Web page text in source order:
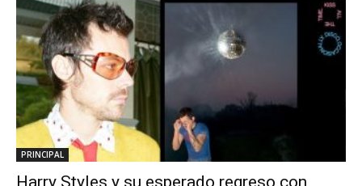
PRINCIPAL
Harry Styles y su esperado regreso con